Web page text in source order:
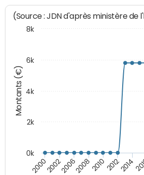
Montants (€)
(Source : JDN d'après ministère de
20002002200620082010 20122014
0k
2k
4k
6k
8k